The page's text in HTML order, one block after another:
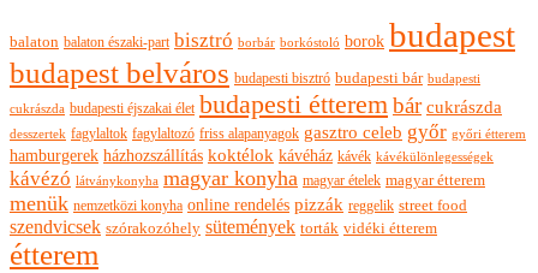
balaton balaton északi-part bisztró borbár borkóstoló borok budapest
budapest belváros budapesti bisztró budapesti bár budapesti
cukrászda budapesti éjszakai élet budapesti étterembár cukrászda
desszertek fagylaltok fagylaltozó friss alapanyagok gasztro celeb győr győri étterem
hamburgerek házhozszállítás koktélok kávéház kávék kávékülönlegességek
kávézó látványkonyha magyar konyha magyar ételek magyar étterem
menük nemzetközi konyha online rendelés pizzák reggelik street food
szendvicsek szórakozóhely sütemények torták vidéki étterem
étterem